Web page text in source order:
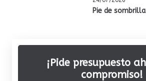
Pie de sombrilla
¡Pide presupuesto
compromiso!